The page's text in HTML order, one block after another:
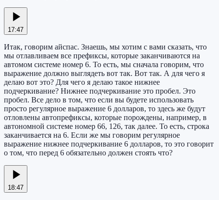
17:47
Итак, говорим айспас. Знаешь, мы хотим с вами сказать, что
мы отлавливаем все префиксы, которые заканчиваются на
автомом системе номер 6. То есть, мы сначала говорим, что
выражение должно выглядеть вот так. Вот так. А для чего я
делаю вот это? Для чего я делаю такое нижнее
подчеркивание? Нижнее подчеркивание это пробел. Это
пробел. Все дело в том, что если вы будете использовать
просто регулярное выражение 6 долларов, то здесь же будут
отловлены автопрефиксы, которые порождены, например, в
автономной системе номер 66, 126, так далее. То есть, строка
заканчивается на 6. Если же мы говорим регулярное
выражение нижнее подчеркивание 6 долларов, то это говорит
о том, что перед 6 обязательно должен стоять что?
18:47